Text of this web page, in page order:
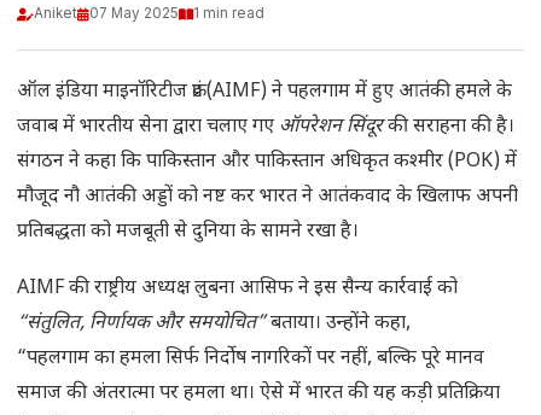
Aniket 07 May 2025 1 min read
ऑल इंडिया माइनॉरिटीज फ्रंट (AIMF) ने पहलगाम में हुए आतंकी हमले के
जवाब में भारतीय सेना द्वारा चलाए गए ऑपरेशन सिंदूरकी सराहना की है।
संगठन ने कहा कि पाकिस्तान और पाकिस्तान अधिकृत कश्मीर (POK) में
मौजूद नौ आतंकी अड्डों को नष्ट कर भारत ने आतंकवाद के खिलाफ अपनी
प्रतिबद्धता को मजबूती से दुनिया के सामने रखा है।
AIMF की राष्ट्रीय अध्यक्ष लुबना आसिफ ने इस सैन्य कार्रवाई को
“संतुलित, निर्णायक और समयोचित”बताया। उन्होंने कहा,
“पहलगाम का हमला सिर्फ निर्दोष नागरिकों पर नहीं, बल्कि पूरे मानव
समाज की अंतरात्मा पर हमला था। ऐसे में भारत की यह कड़ी प्रतिक्रिया